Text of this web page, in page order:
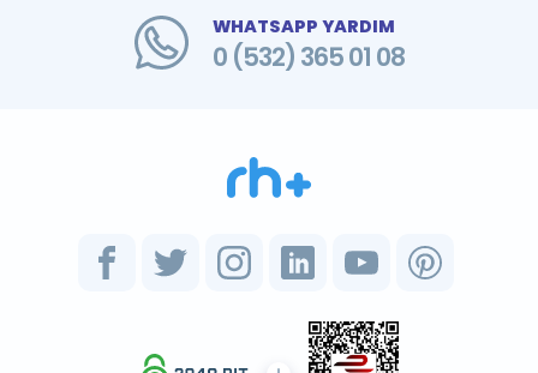
WHATSAPP YARDIM
0 (532) 365 01 08